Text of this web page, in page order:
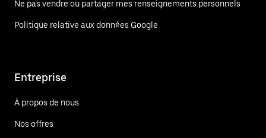
Ne pas vendre ou partager mes renseignements personnels
Politique relative aux données Google
Entreprise
À propos de nous
Nos offres